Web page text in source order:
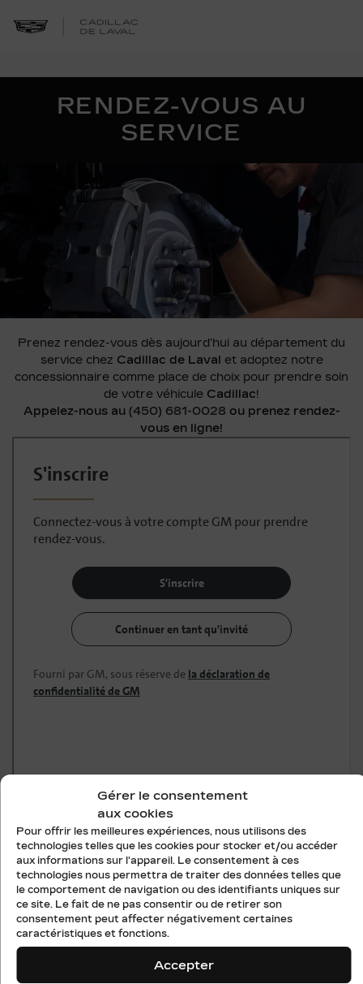
Gérer le consentement
aux cookies
Pour offrir les meilleures expériences, nous utilisons des
technologies telles que les cookies pour stocker et/ou accéder
aux informations sur l'appareil. Le consentement à ces
technologies nous permettra de traiter des données telles que
le comportement de navigation ou des identifiants uniques sur
ce site. Le fait de ne pas consentir ou de retirer son
consentement peut affecter négativement certaines
caractéristiques et fonctions.
Accepter
RENDEZ-VOUS AU
SERVICE
Prenez rendez-vous dès aujourd’hui au département du
service chez Cadillac de Laval et adoptez notre
concessionnaire comme place de choix pour prendre soin
de votre véhicule Cadillac!
Appelez-nous au (450) 681-0028 ou prenez rendez-
vous en ligne!